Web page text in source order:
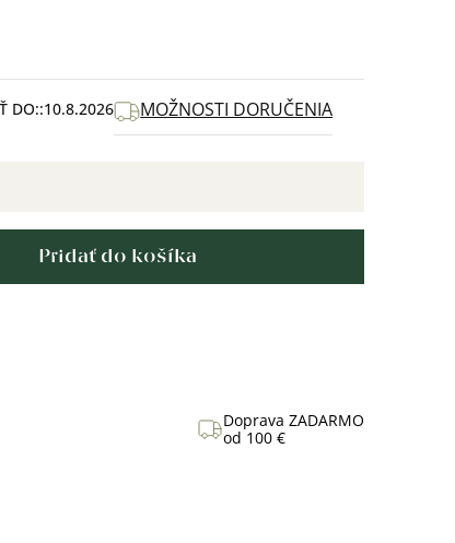
DO: 10.8.2026 MOŽNOSTI DORUČENIA
Pridať do košíka
Doprava ZADARMO
od 100 €